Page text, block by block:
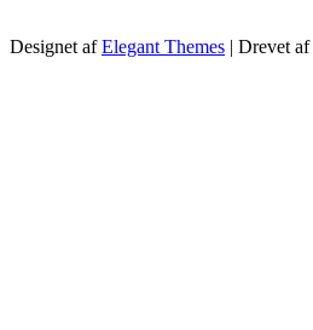
Designet afElegant Themes | Drevet af